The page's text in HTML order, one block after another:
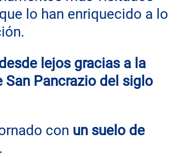
lo han enriquecido a lo
lejos gracias a la
San Pancrazio del siglo
con un suelo de
.